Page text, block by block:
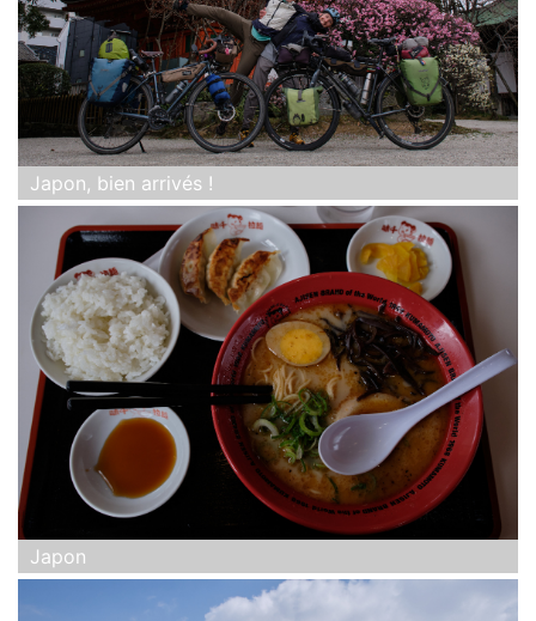
Japon, bien arrivés !
Japon